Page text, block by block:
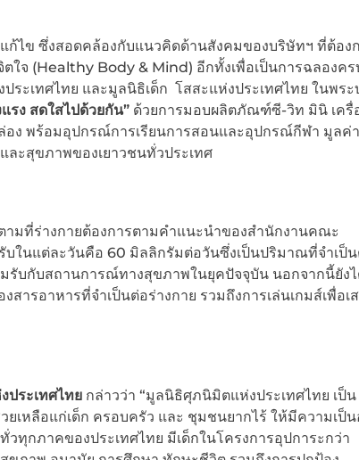
ก้ไข ซึ่งสอดคล้องกับแนวคิดด้านสังคมของบริษัทฯ ที่ต้อง
จ (Healthy Body & Mind) อีกทั้งเพื่อเป็นการฉลองคร
ะเทศไทย และมูลนิธิเด็ก โสสะแห่งประเทศไทย ในพระ
รง สดใสไปด้วยกัน”ด้วยการมอบผลิตภัณฑ์ซี-วิท มินิ เครื่
ง พร้อมอุปกรณ์การเรียนการสอนและอุปกรณ์กีฬา มูลค่า
ะสุขภาพของเยาวชนทั่วประเทศ
ามที่ร่างกายต้องการตามคำแนะนำของสำนักงานคณะ
ในแต่ละวันคือ 60 มิลลิกรัมต่อวันซึ่งเป็นปริมาณที่จำเป็
รับกับสถานการณ์ทางสุขภาพในยุคปัจจุบัน นอกจากนี้ยัง
ารอาหารที่จำเป็นต่อร่างกาย รวมถึงการเล่นเกมส์เพื่อเ
ประเทศไทยกล่าวว่า “มูลนิธิศุภนิมิตแห่งประเทศไทย เป็น
เหลือแก่เด็ก ครอบครัว และ ชุมชนยากไร้ ให้มีความเป็น
กภาคของประเทศไทย มีเด็กในโครงการอุปการะกว่า